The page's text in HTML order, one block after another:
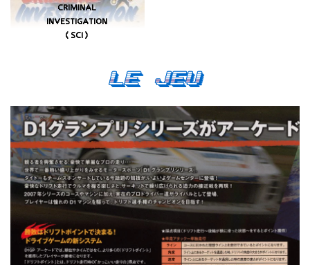
Le Jeu
CRIMINAL
INVESTIGATION
(SCI)